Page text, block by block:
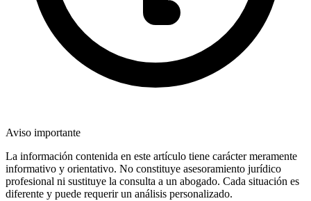
Aviso importante
La información contenida en este artículo tiene carácter meramente
informativo y orientativo. No constituye asesoramiento jurídico
profesional ni sustituye la consulta a un abogado. Cada situación es
diferente y puede requerir un análisis personalizado.